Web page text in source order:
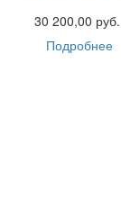
30 200,00 руб.
Подробнее